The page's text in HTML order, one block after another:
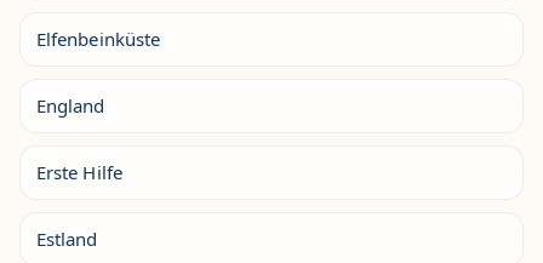
Elfenbeinküste
England
Erste Hilfe
Estland